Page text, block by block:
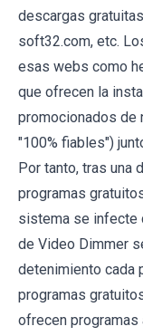
descargas
soft32.com, etc.
esas webs como
que ofrecen la
promocionados de
"100% fiables")
Por tanto, tras una
programas
sistema se infecte
de Video Dimmer
detenimiento cada
programas
ofrecen programas